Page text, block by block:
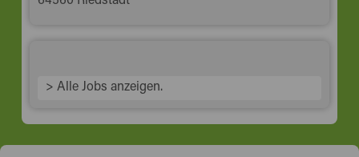
> Alle Jobs anzeigen.